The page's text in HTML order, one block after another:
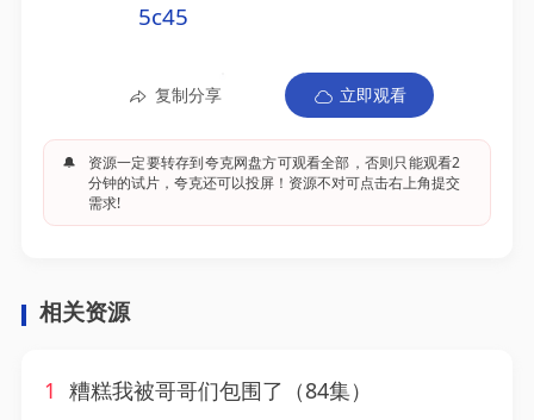
5c45
复制分享 立即观看
🔔
资源一定要转存到夸克网盘方可观看全部，否则只能观看2
分钟的试片，夸克还可以投屏！资源不对可点击右上角提交
需求!
相关资源
1 糟糕我被哥哥们包围了（84集）